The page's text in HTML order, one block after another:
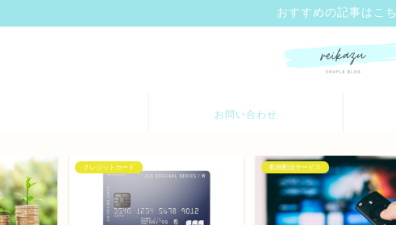
おすすめの記事はこ
お問い合わせ
動画配信サービス U-NEXT